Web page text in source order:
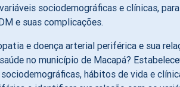
sociodemográficas e clínicas,
e suas complicações.
e doença arterial periférica e sua
no município de Macapá?
hábitos de vida e